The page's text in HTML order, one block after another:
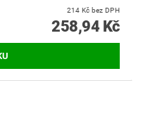
214 Kč bez DPH
258,94 Kč